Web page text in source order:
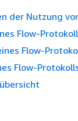
der Nutzung
Flow-
Flow-
Flow-